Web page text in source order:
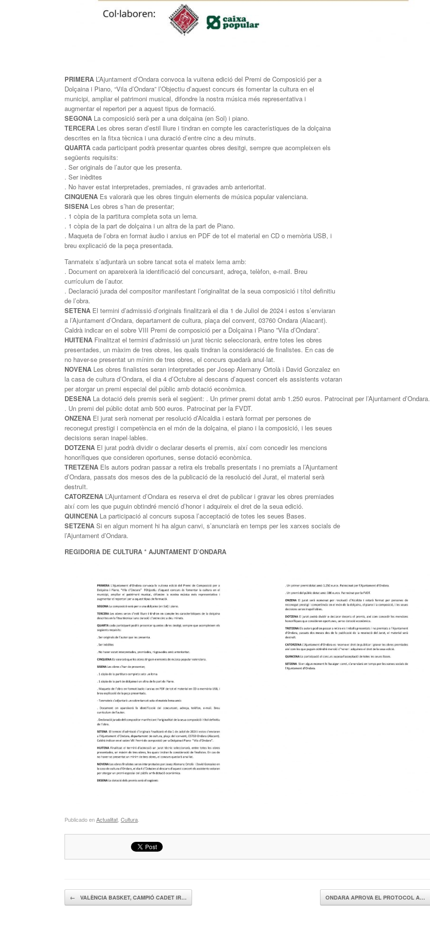
PRIMERA L’Ajuntament d’Ondara convoca la vuitena edició del Premi de Composició per a
Dolçaina i Piano, “Vila d’Ondara” l’Objectiu d’aquest concurs és fomentar la cultura en el
municipi, ampliar el patrimoni musical, difondre la nostra música més representativa i
augmentar el repertori per a aquest tipus de formació.
SEGONA La composició serà per a una dolçaina (en Sol) i piano.
TERCERA Les obres seran d’estil lliure i tindran en compte les característiques de la dolçaina
descrites en la fitxa tècnica i una duració d’entre cinc a deu minuts.
QUARTA cada participant podrà presentar quantes obres desitgi, sempre que acompleixen els
següents requisits:
. Ser originals de l’autor que les presenta.
. Ser inèdites
. No haver estat interpretades, premiades, ni gravades amb anterioritat.
CINQUENA Es valorarà que les obres tinguin elements de música popular valenciana.
SISENA Les obres s’han de presentar;
. 1 còpia de la partitura completa sota un lema.
. 1 còpia de la part de dolçaina i un altra de la part de Piano.
. Maqueta de l’obra en format àudio i arxius en PDF de tot el material en CD o memòria USB, i
breu explicació de la peça presentada.
Tanmateix s’adjuntarà un sobre tancat sota el mateix lema amb:
. Document on apareixerà la identificació del concursant, adreça, telèfon, e-mail. Breu
currículum de l’autor.
. Declaració jurada del compositor manifestant l’originalitat de la seua composició i títol definitiu
de l’obra.
SETENA El termini d’admissió d’originals finalitzarà el dia 1 de Juliol de 2024 i estos s’enviaran
a l’Ajuntament d’Ondara, departament de cultura, plaça del convent, 03760 Ondara (Alacant).
Caldrà indicar en el sobre VIII Premi de composició per a Dolçaina i Piano ”Vila d’Ondara”.
HUITENA Finalitzat el termini d’admissió un jurat tècnic seleccionarà, entre totes les obres
presentades, un màxim de tres obres, les quals tindran la consideració de finalistes. En cas de
no haver-se presentat un mínim de tres obres, el concurs quedarà anul·lat.
NOVENA Les obres finalistes seran interpretades per Josep Alemany Ortolà i David Gonzalez en
la casa de cultura d’Ondara, el dia 4 d’Octubre al descans d’aquest concert els assistents votaran
per atorgar un premi especial del públic amb dotació econòmica.
DESENA La dotació dels premis serà el següent: . Un primer premi dotat amb 1.250 euros. Patrocinat per l’Ajuntament d’Ondara.
. Un premi del públic dotat amb 500 euros. Patrocinat per la FVDT.
ONZENA El jurat serà nomenat per resolució d’Alcaldia i estarà format per persones de
reconegut prestigi i competència en el món de la dolçaina, el piano i la composició, i les seues
decisions seran inapel·lables.
DOTZENA El jurat podrà dividir o declarar deserts el premis, així com concedir les mencions
honorífiques que consideren oportunes, sense dotació econòmica.
TRETZENA Els autors podran passar a retira els treballs presentats i no premiats a l’Ajuntament
d’Ondara, passats dos mesos des de la publicació de la resolució del Jurat, el material serà
destruït.
CATORZENA L’Ajuntament d’Ondara es reserva el dret de publicar i gravar les obres premiades
així com les que puguin obtindré menció d’honor i adquireix el dret de la seua edició.
QUINCENA La participació al concurs suposa l’acceptació de totes les seues Bases.
SETZENA Si en algun moment hi ha algun canvi, s’anunciarà en temps per les xarxes socials de
l’Ajuntament d’Ondara.
REGIDORIA DE CULTURA * AJUNTAMENT D’ONDARA
Publicado enActualitat Cultura
Navegador de artículos
← VALÈNCIA BASKET, CAMPIÓ CADET IR… ONDARA APROVA EL PROTOCOL A…